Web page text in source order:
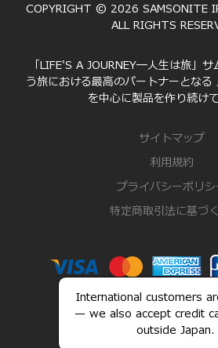
International customers
— we also accept credit
outside Japan.
COPYRIGHT © 2026 SAMSONITE
ALL RIGHTS
「LIFE'S A JOURNEY―人生は旅」
う旅における最高のパートナーとな
を中心に製品を作り続け
サイトマップ
利用規約
プライバシーポリシ
特定商取引法に基づ